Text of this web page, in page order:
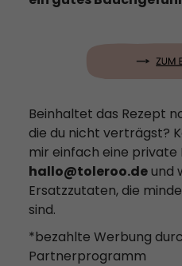
Beinhaltet das Rezept
die du nicht verträgst?
mir einfach eine private
hallo@toleroo.deund
Ersatzzutaten, die
sind.
*bezahlte Werbung
Partnerprogramm